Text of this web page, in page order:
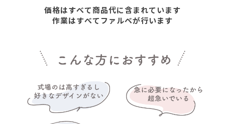
価格はすべて商品代に含まれています
作業はすべてファルベが行います